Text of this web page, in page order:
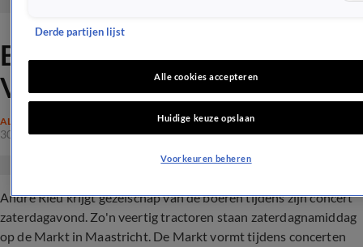
Boerenactie bij
Vrijthofconcert André Rieu
ALGEMEEN
30 juli 2022, 19:46
André Rieu krijgt gezelschap van de boeren tijdens zijn concert
zaterdagavond. Zo'n veertig tractoren staan zaterdagnamiddag
op de Markt in Maastricht. De Markt vormt tijdens concerten
Derde partijen lijst
Alle cookies accepteren
Huidige keuze opslaan
Voorkeuren beheren